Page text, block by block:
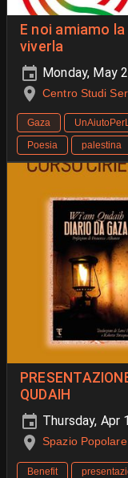
E noi amiamo
viverla
Monday, May
Centro Studi
Gaza
Poesia
palestina
QUDAIH
Thursday, Apr
Spazio
Benefit